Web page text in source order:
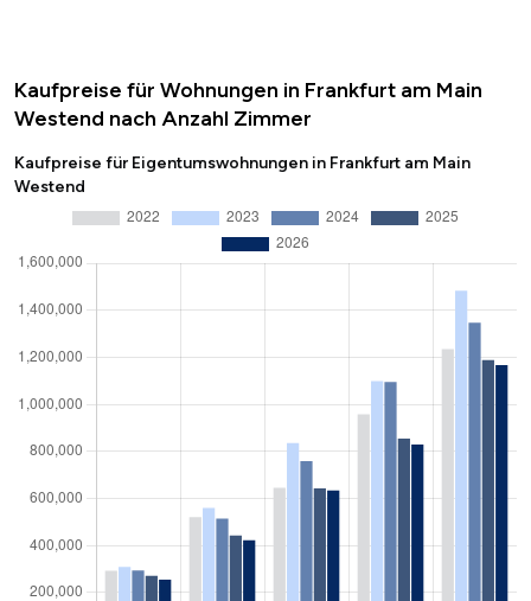
Kaufpreise für Wohnungen in Frankfurt am Main
Westend nach Anzahl Zimmer
Kaufpreise für Eigentumswohnungen in Frankfurt am Main
Westend